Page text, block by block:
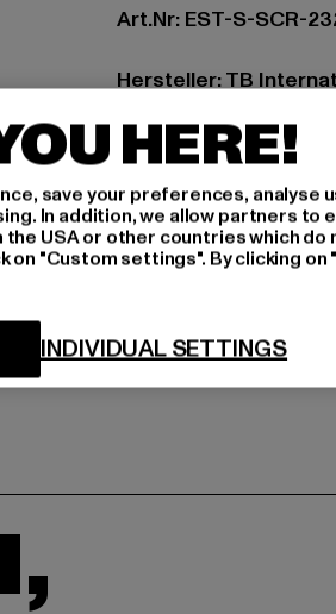
Art.Nr: EST-S-SCR-
Hersteller: TB
Dr.-Robert-Murjahn-
HERE!
save your preferences, analyse
In addition, we allow partners to
USA or other countries which do
"Custom settings". By clicking
INDIVIDUAL SETTINGS